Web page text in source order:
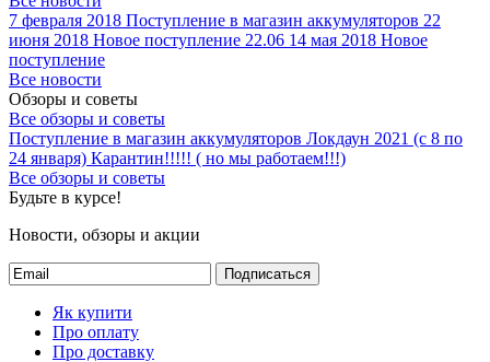
7 февраля 2018 Поступление в магазин аккумуляторов 22
июня 2018 Новое поступление 22.06 14 мая 2018 Новое
поступление
Все новости
Обзоры и советы
Все обзоры и советы
Поступление в магазин аккумуляторов Локдаун 2021 (с 8 по
24 января) Карантин!!!!! ( но мы работаем!!!)
Все обзоры и советы
Будьте в курсе!
Новости, обзоры и акции
Подписаться
Як купити
Про оплату
Про доставку